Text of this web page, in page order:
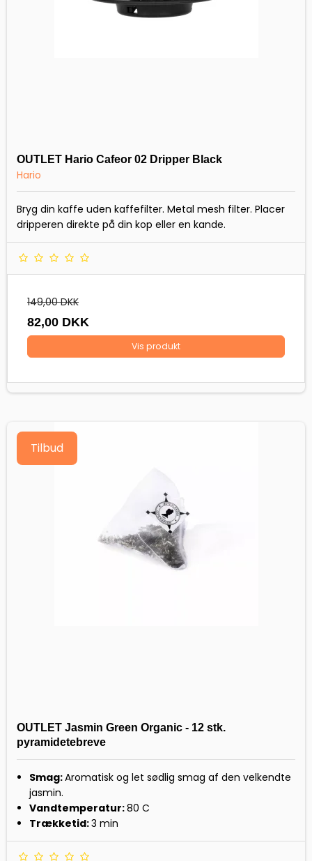
OUTLET Hario Cafeor 02 Dripper Black
Hario
Bryg din kaffe uden kaffefilter. Metal mesh filter. Placer
dripperen direkte på din kop eller en kande.
149,00 DKK
82,00 DKK
Vis produkt
Tilbud
OUTLET Jasmin Green Organic - 12 stk.
pyramidetebreve
Smag:Aromatisk og let sødlig smag af den velkendte
jasmin.
Vandtemperatur:80 C
Trækketid:3 min